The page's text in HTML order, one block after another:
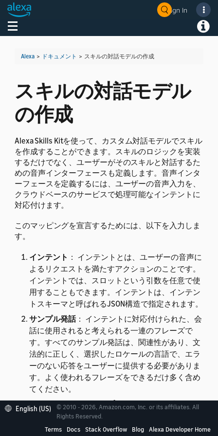
Sign In
Toggle navigation
Alexa > ドキュメント > スキルの対話モデルの作成
スキルの対話モデル
の作成
Alexa Skills Kitを使って、カスタム対話モデルでスキル
を作成することができます。 スキルのロジックを実装
するだけでなく、ユーザーがそのスキルと対話するた
めの音声インターフェースも定義します。音声インタ
ーフェースを定義するには、ユーザーの音声入力を、
クラウドベースのサービスで処理可能なインテントに
対応付けます。
このマッピングを宣言するためには、以下を入力しま
す。
インテント ： インテントとは、ユーザーの音声に
よるリクエストを満たすアクションのことです。
インテントでは、スロットという引数を任意で使
用することもできます。 インテントは、インテン
トスキーマと呼ばれるJSON構造で指定されます。
サンプル発話： インテントに対応付けられた、会
話に使用されると考えられる一連のフレーズで
す。すべてのサンプル発話は、関連性があり、文
法的に正しく、選択したロケールの言語で、エラ
ーのない応答をユーザーに提供する必要がありま
す。よく使われるフレーズをできるだけ多く含め
てください。
カスタムスロットタイプ： 使用されると考えられ
る一般的なスロット値のリストです。カスタムス
ロットタイプは、Amazonの標準スロットタイプ
English (US)
© 2010 - 2026, Amazon.com, Inc. or its affiliates. All
Rights Reserved.
Terms
Docs Stack Overflow Blog Alexa Developer Home
Welcome! Ask the DevAssistant